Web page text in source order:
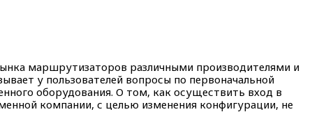
маршрутизаторов различными производителями и
у пользователей вопросы по первоначальной
оборудования. О том, как осуществить вход в
компании, с целью изменения конфигурации, не